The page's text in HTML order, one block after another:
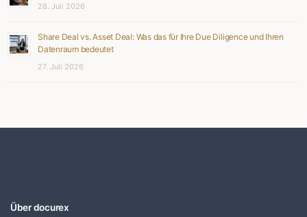
28. Juli 2026
Share Deal vs. Asset Deal: Was das für Ihre Due Diligence und Ihren
Datenraum bedeutet
27. Juli 2026
Über docurex